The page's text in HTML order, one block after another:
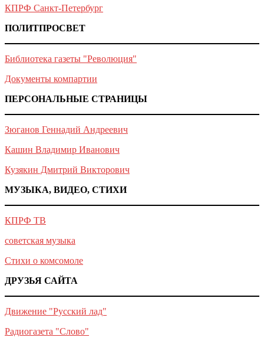
КПРФ Санкт-Петербург
ПОЛИТПРОСВЕТ
Библиотека газеты "Революция"
Документы компартии
ПЕРСОНАЛЬНЫЕ СТРАНИЦЫ
Зюганов Геннадий Андреевич
Кашин Владимир Иванович
Кузякин Дмитрий Викторович
МУЗЫКА, ВИДЕО, СТИХИ
КПРФ ТВ
советская музыка
Стихи о комсомоле
ДРУЗЬЯ САЙТА
Движение "Русский лад"
Радиогазета "Слово"